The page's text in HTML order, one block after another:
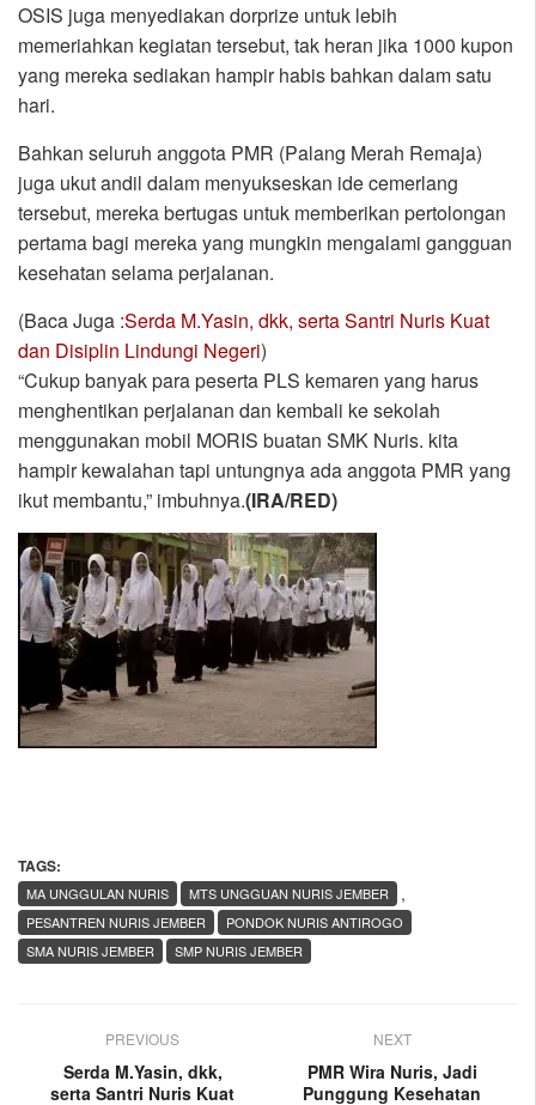
OSIS juga menyediakan dorprize untuk lebih
memeriahkan kegiatan tersebut, tak heran jika 1000 kupon
yang mereka sediakan hampir habis bahkan dalam satu
hari.
Bahkan seluruh anggota PMR (Palang Merah Remaja)
juga ukut andil dalam menyukseskan ide cemerlang
tersebut, mereka bertugas untuk memberikan pertolongan
pertama bagi mereka yang mungkin mengalami gangguan
kesehatan selama perjalanan.
(Baca Juga :Serda M.Yasin, dkk, serta Santri Nuris Kuat
dan Disiplin Lindungi Negeri)
“Cukup banyak para peserta PLS kemaren yang harus
menghentikan perjalanan dan kembali ke sekolah
menggunakan mobil MORIS buatan SMK Nuris. kita
hampir kewalahan tapi untungnya ada anggota PMR yang
ikut membantu,” imbuhnya.(IRA/RED)
TAGS:
,
MA UNGGULAN NURIS
MTS UNGGUAN NURIS JEMBER
PESANTREN NURIS JEMBER
PONDOK NURIS ANTIROGO
SMA NURIS JEMBER
SMP NURIS JEMBER
PREVIOUS
Serda M.Yasin, dkk,
serta Santri Nuris Kuat
NEXT
PMR Wira Nuris, Jadi
Punggung Kesehatan